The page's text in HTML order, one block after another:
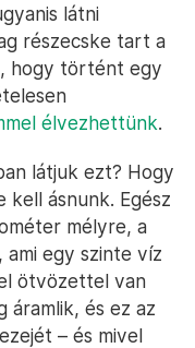
látni
részecske tart a
hogy történt egy
élvezhettünk.
látjuk ezt? Hogy
ásnunk. Egész
mélyre, a
ami egy szinte víz
ötvözettel van
áramlik, és ez az
– és mivel